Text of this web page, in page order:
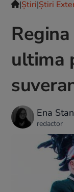
|Ştiri|Știri
ultima
Ena
redactor